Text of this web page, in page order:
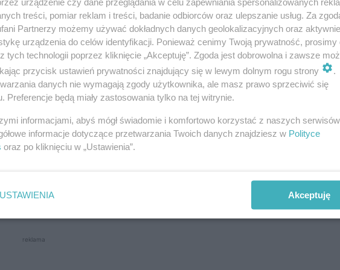
45-letniemu Piotrowi Z. dwa zarzuty związane z
1 maja na trasie Stawki–Srokowo.
wypadku w stanie nietrzeźwości. Według ustaleń
we krwi. Podczas wykonywania manewru wyprzedzania
z jezdni i uderzył w drzewo.
reklama
treści, pomiar reklam i treści, badanie odbiorców oraz ulepszanie usług. Za
Partnerzy możemy używać dokładnych danych geolokalizacyjnych oraz aktywnie
urządzenia do celów identyfikacji. Ponieważ cenimy Twoją prywatność, prosimy
tych technologii poprzez kliknięcie „Akceptuję”. Zgoda jest dobrowolna i zawsze
przycisk ustawień prywatności znajdujący się w lewym dolnym rogu strony
.
danych nie wymagają zgody użytkownika, ale masz prawo sprzeciwić się
Preferencje będą miały zastosowania tylko na tej witrynie.
informacjami, abyś mógł świadomie i komfortowo korzystać z naszych serwisów
informacje dotyczące przetwarzania Twoich danych znajdziesz w Polityce
oraz po kliknięciu w „Ustawienia”.
USTAWIENIA Akceptuję